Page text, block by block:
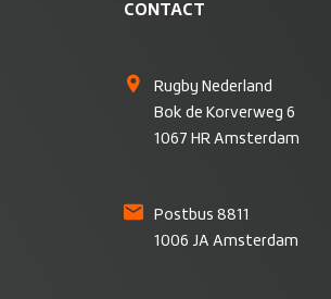
CONTACT
Rugby Nederland
Bok de Korverweg 6
1067 HR Amsterdam
Postbus 8811
1006 JA Amsterdam